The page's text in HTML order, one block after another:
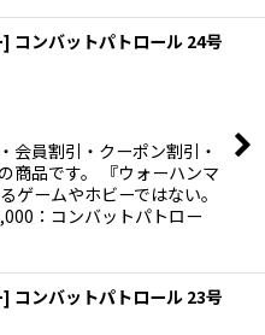
コンバットパトロール 24号
会員割引・クーポン割引・
商品です。 『ウォーハンマ
ゲームやホビーではない。
：コンバットパトロー
コンバットパトロール 23号